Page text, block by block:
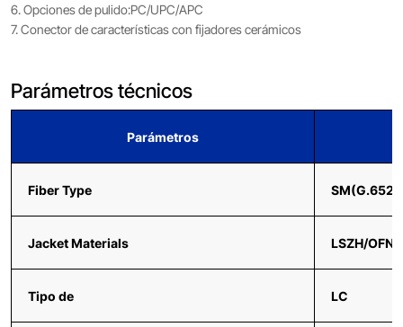
6. Opciones de pulido:PC/UPC/APC
7. Conector de características con fijadores cerámicos
Parámetros técnicos
Parámetros
Fiber Type SM(G.652/
Jacket Materials LSZH/
Tipo de LC